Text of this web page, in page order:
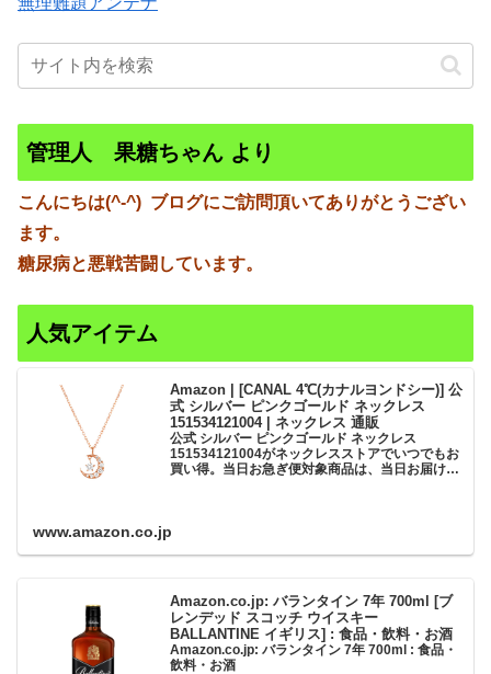
管理人 果糖ちゃん より
こんにちは(^-^) ブログにご訪問頂いてありがとうござい
ます。
糖尿病と悪戦苦闘しています。
人気アイテム
Amazon | [CANAL 4℃(カナルヨンドシー)] 公
式 シルバー ピンクゴールド ネックレス
151534121004 | ネックレス 通販
公式 シルバー ピンクゴールド ネックレス
151534121004がネックレスストアでいつでもお
買い得。当日お急ぎ便対象商品は、当日お届け可
www.amazon.co.jp
Amazon.co.jp: バランタイン 7年 700ml [ブ
レンデッド スコッチ ウイスキー
BALLANTINE イギリス] : 食品・飲料・お酒
Amazon.co.jp: バランタイン 7年 700ml : 食品・
飲料・お酒